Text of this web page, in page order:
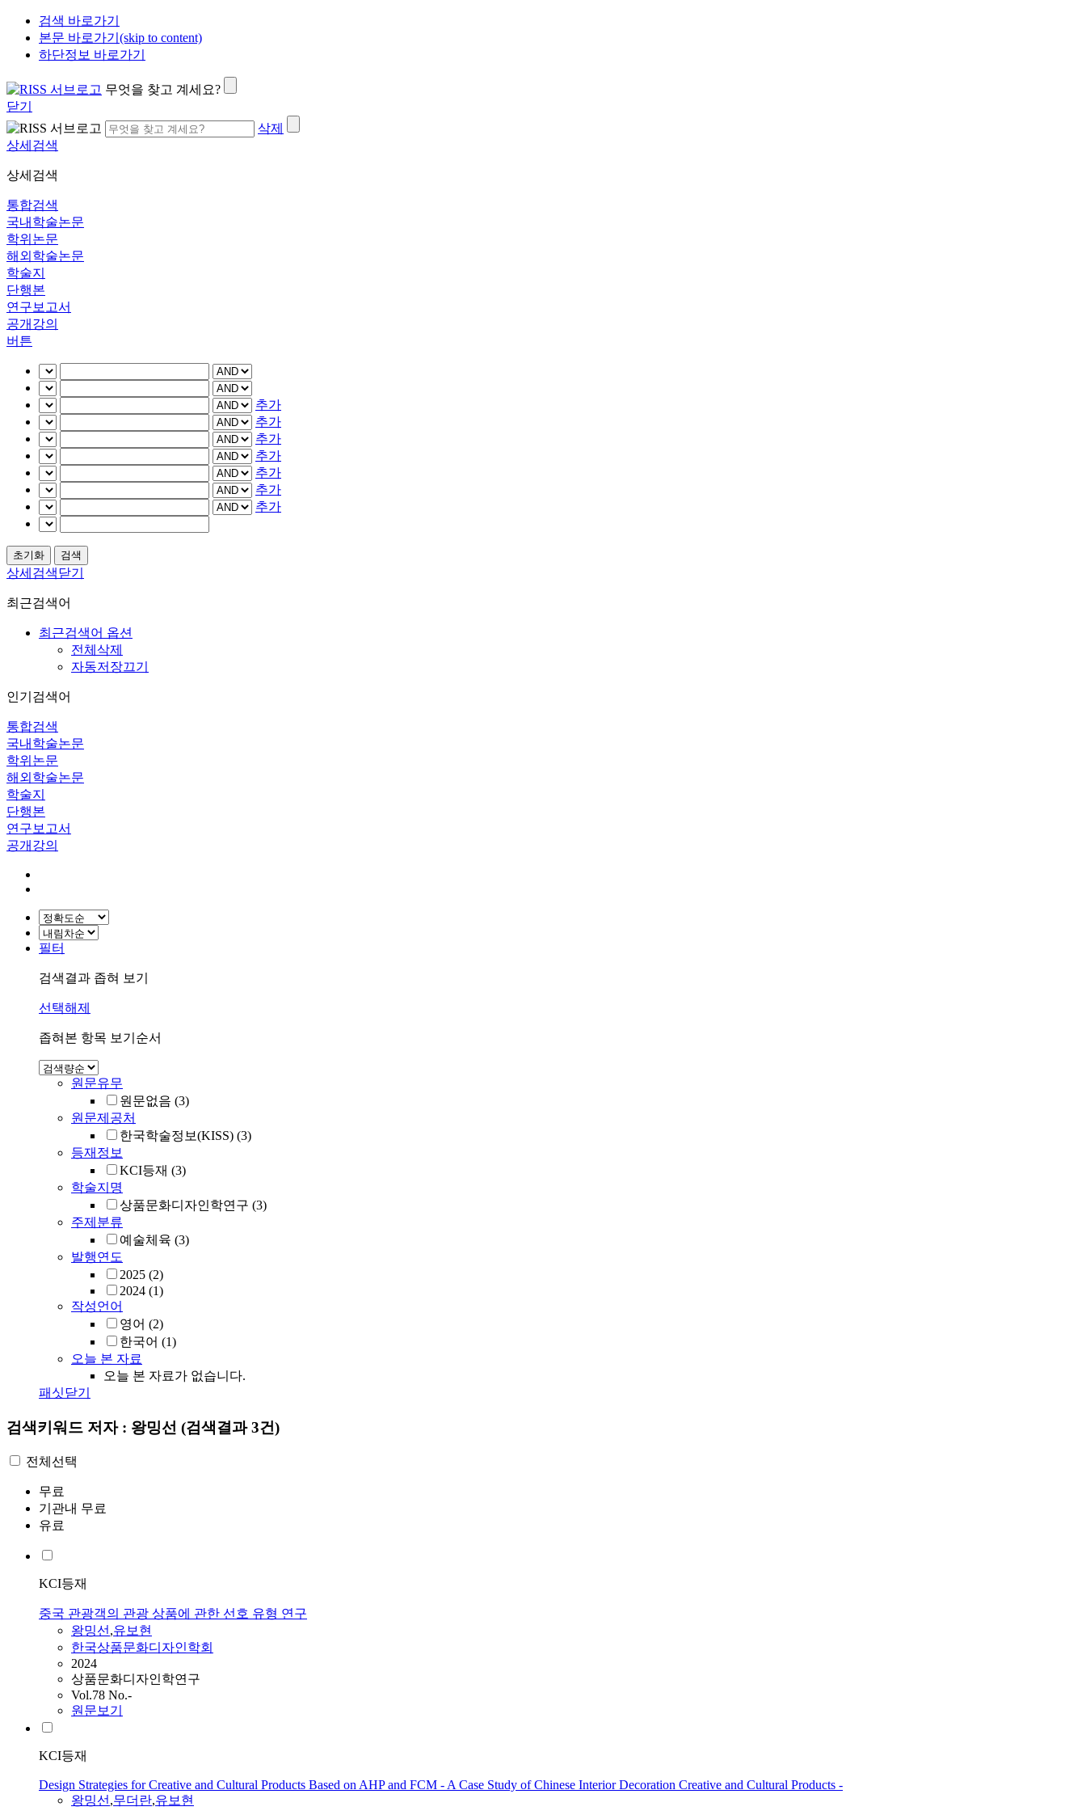
검색 바로가기
본문 바로가기(skip to content)
하단정보 바로가기
무엇을 찾고 계세요?
닫기
삭제
상세검색
상세검색
통합검색
국내학술논문
학위논문
해외학술논문
학술지
단행본
연구보고서
공개강의
버튼
추가
추가
추가
추가
추가
추가
추가
상세검색닫기
최근검색어
최근검색어 옵션
전체삭제
자동저장끄기
인기검색어
통합검색
국내학술논문
학위논문
해외학술논문
학술지
단행본
연구보고서
공개강의
필터
검색결과 좁혀 보기
선택해제
좁혀본 항목 보기순서
원문유무
원문없음 (3)
원문제공처
한국학술정보(KISS) (3)
등재정보
KCI등재 (3)
학술지명
상품문화디자인학연구 (3)
주제분류
예술체육 (3)
발행연도
2025 (2)
2024 (1)
작성언어
영어 (2)
한국어 (1)
오늘 본 자료
오늘 본 자료가 없습니다.
패싯닫기
검색키워드 저자 : 왕밍선 (검색결과 3건)
전체선택
무료
기관내 무료
유료
KCI등재
중국 관광객의 관광 상품에 관한 선호 유형 연구
왕밍선,유보현
한국상품문화디자인학회
2024
상품문화디자인학연구
Vol.78 No.-
원문보기
KCI등재
Design Strategies for Creative and Cultural Products Based on AHP and FCM - A Case Study of Chinese Interior Decoration Creative and Cultural Products -
왕밍선,무더란,유보현